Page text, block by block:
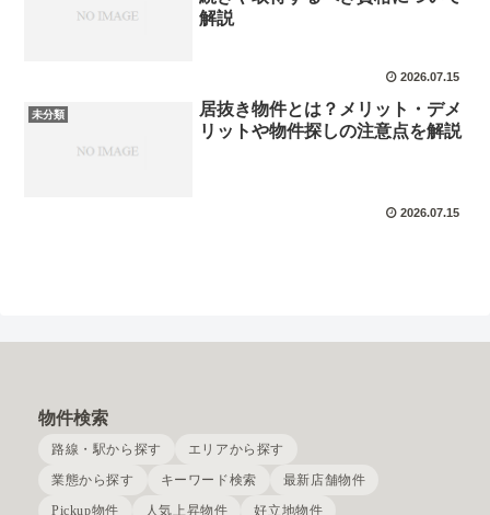
解説
2026.07.15
未分類
居抜き物件とは？メリット・デメ
リットや物件探しの注意点を解説
2026.07.15
物件検索
路線・駅から探す
エリアから探す
業態から探す
キーワード検索
最新店舗物件
Pickup物件
人気上昇物件
好立地物件